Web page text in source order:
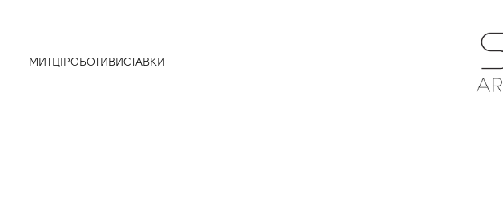
МИТЦІРОБОТИВИСТАВКИ